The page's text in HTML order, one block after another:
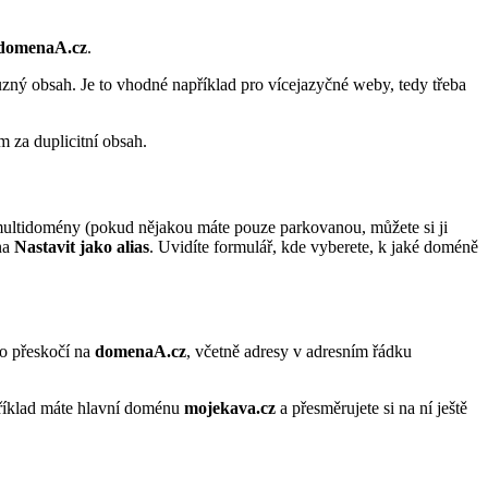
.
obsah. Je to vhodné například pro vícejazyčné weby, tedy třeba
za duplicitní obsah.
(pokud nějakou máte pouze parkovanou, můžete si ji
Nastavit jako alias. Uvidíte formulář, kde vyberete, k jaké doméně
přeskočí na domenaA.cz, včetně adresy v adresním řádku
máte hlavní doménu mojekava.cz a přesměrujete si na ní ještě